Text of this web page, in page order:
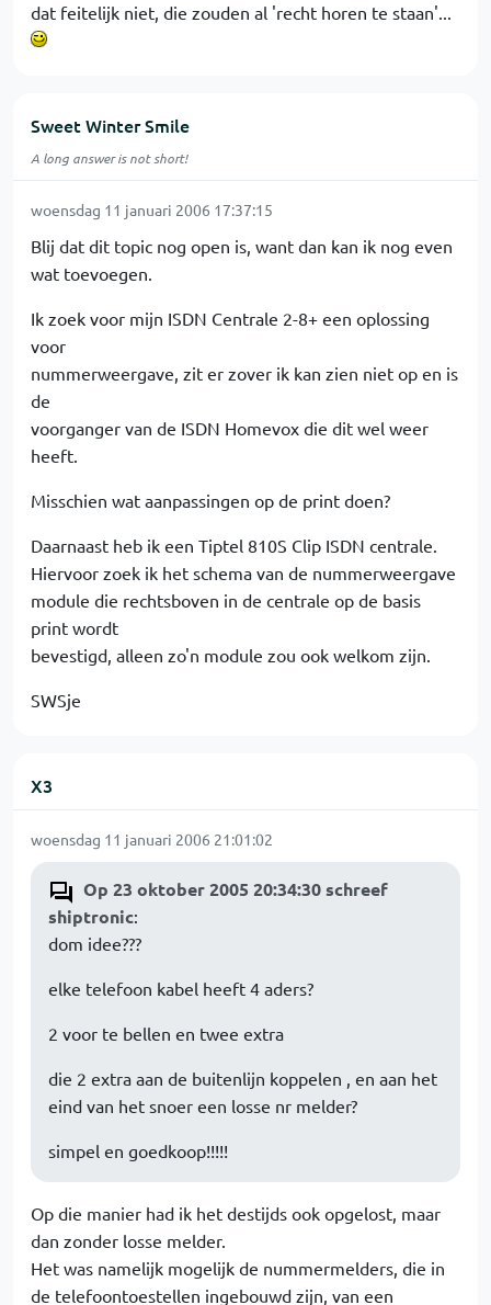
dat feitelijk niet, die zouden al 'recht horen te staan'...
Sweet Winter Smile
A long answer is not short!
woensdag 11 januari 2006 17:37:15
Blij dat dit topic nog open is, want dan kan ik nog even
wat toevoegen.
Ik zoek voor mijn ISDN Centrale 2-8+ een oplossing
voor
nummerweergave, zit er zover ik kan zien niet op en is
de
voorganger van de ISDN Homevox die dit wel weer
heeft.
Misschien wat aanpassingen op de print doen?
Daarnaast heb ik een Tiptel 810S Clip ISDN centrale.
Hiervoor zoek ik het schema van de nummerweergave
module die rechtsboven in de centrale op de basis
print wordt
bevestigd, alleen zo'n module zou ook welkom zijn.
SWSje
X3
woensdag 11 januari 2006 21:01:02
Op 23 oktober 2005 20:34:30 schreef
shiptronic:
dom idee???
elke telefoon kabel heeft 4 aders?
2 voor te bellen en twee extra
die 2 extra aan de buitenlijn koppelen , en aan het
eind van het snoer een losse nr melder?
simpel en goedkoop!!!!!
Op die manier had ik het destijds ook opgelost, maar
dan zonder losse melder.
Het was namelijk mogelijk de nummermelders, die in
de telefoontoestellen ingebouwd zijn, van een